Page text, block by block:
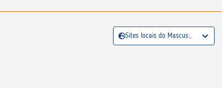
Sites locais do Mascus:,